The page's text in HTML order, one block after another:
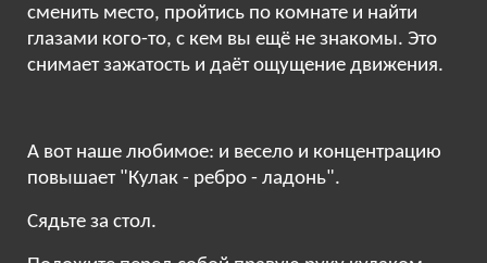
сменить место, пройтись по комнате и найти
глазами кого-то, с кем вы ещё не знакомы. Это
снимает зажатость и даёт ощущение движения.
А вот наше любимое: и весело и концентрацию
повышает "Кулак - ребро - ладонь".
Сядьте за стол.